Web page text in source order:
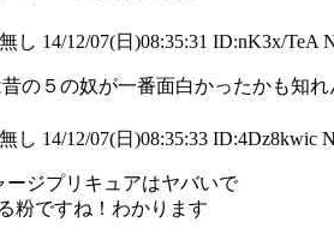
し 14/12/07(日)08:35:31 ID:nK3x/TeA
の５の奴が一番面白かったかも知れ
し 14/12/07(日)08:35:33 ID:4Dz8kwic
ージプリキュアはヤバいで
粉ですね！わかります